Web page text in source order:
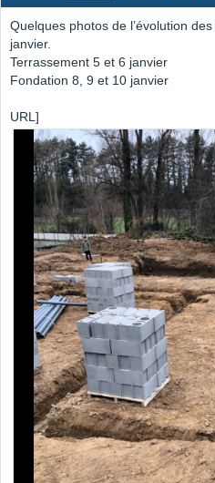
Quelques photos de l’évolution
janvier.
Terrassement 5 et 6 janvier
Fondation 8, 9 et 10 janvier
URL]